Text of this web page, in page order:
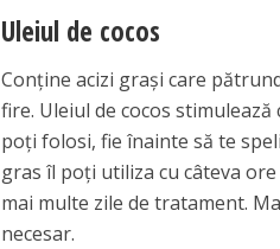
Uleiul de cocos
Conţine acizi graşi care
fire. Uleiul de cocos
poţi folosi, fie înainte să te
gras îl poţi utiliza cu câteva
mai multe zile de tratament.
necesar.